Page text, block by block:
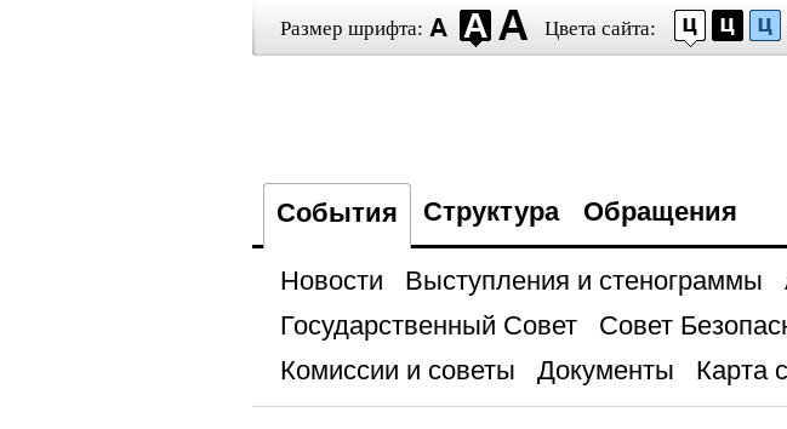
Размер шрифта: Цвета сайта:
События Структура Обращения
Новости Выступления и стенограммы
Государственный Совет
Совет
Комиссии и советы
Документы Карта